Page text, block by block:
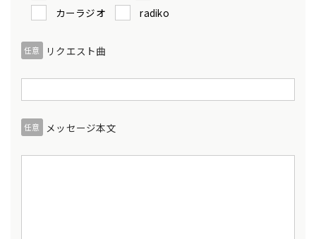
カーラジオ
radiko
任意 リクエスト曲
任意 メッセージ本文